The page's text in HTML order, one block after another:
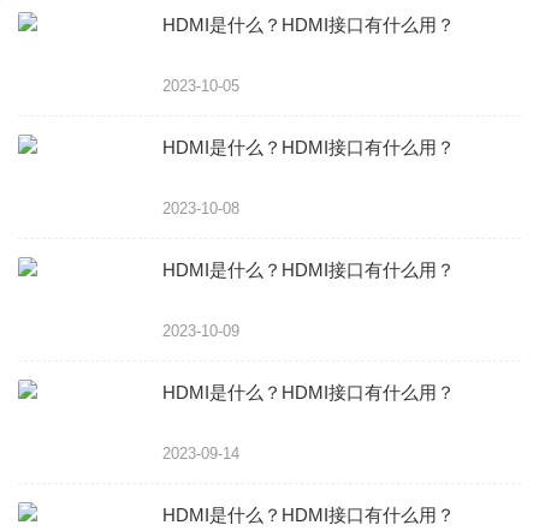
HDMI是什么？HDMI接口有什么用？
2023-10-05
HDMI是什么？HDMI接口有什么用？
2023-10-08
HDMI是什么？HDMI接口有什么用？
2023-10-09
HDMI是什么？HDMI接口有什么用？
2023-09-14
HDMI是什么？HDMI接口有什么用？